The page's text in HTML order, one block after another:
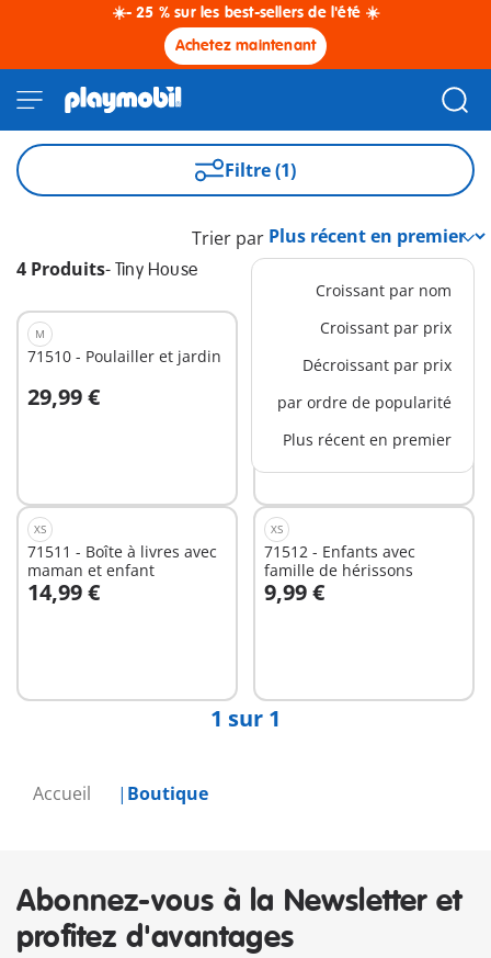
☀️- 25 % sur les best-sellers de l'été ☀️
Achetez maintenant
Accueil Boutique
Filtre (1)
4 Produits- Tiny House
Trier par
Croissant par nom
Croissant par prix
Décroissant par prix
par ordre de popularité
Plus récent en premier
M
71510 - Poulailler et jardin
29,99 €
Au panier
71513 - Grand-père avec
petite fille et feu de camp
7,99 €
Au panier
XS
71511 - Boîte à livres avec
maman et enfant
14,99 €
Au panier
XS
71512 - Enfants avec
famille de hérissons
9,99 €
Au panier
1 sur 1
Abonnez-vous à la Newsletter et
profitez d'avantages